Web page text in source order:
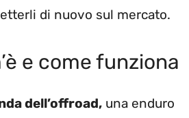
di nuovo sul mercato.
e come funziona
dell’offroad, una enduro